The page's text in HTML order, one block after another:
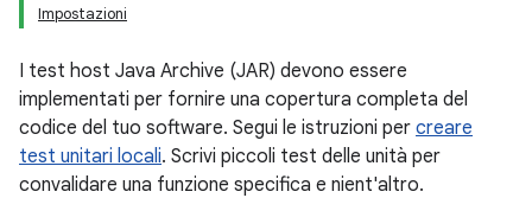
Impostazioni
I test host Java Archive (JAR) devono essere
implementati per fornire una copertura completa del
codice del tuo software. Segui le istruzioni per creare
test unitari locali. Scrivi piccoli test delle unità per
convalidare una funzione specifica e nient'altro.